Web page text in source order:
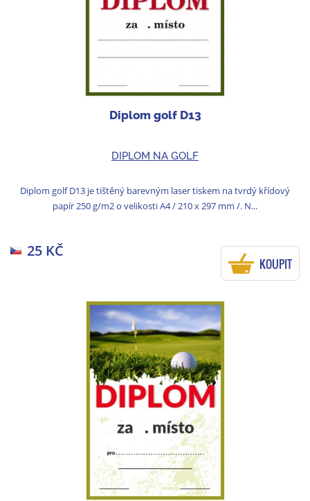
Diplom golf D13
DIPLOM NA GOLF
Diplom golf D13 je tištěný barevným laser tiskem na tvrdý křídový
papír 250 g/m2 o velikosti A4 / 210 x 297 mm /. N...
25 KČ
KOUPIT